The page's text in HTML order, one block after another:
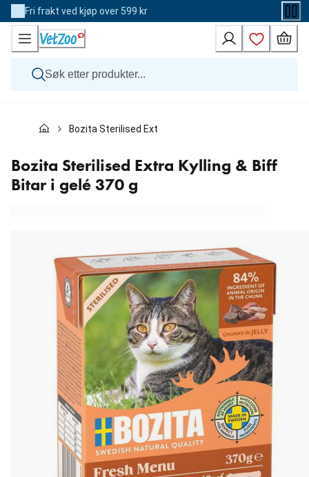
Skip
to
Content
Fri frakt ved kjøp over 599 kr
Katt
Andre dyr
Merker
Nyheter
Bozita Sterilised Extra Kylling & Biff Bitar i gelé 370 g
Bozita Sterilised Extra Kylling & Biff
Bitar i gelé 370 g